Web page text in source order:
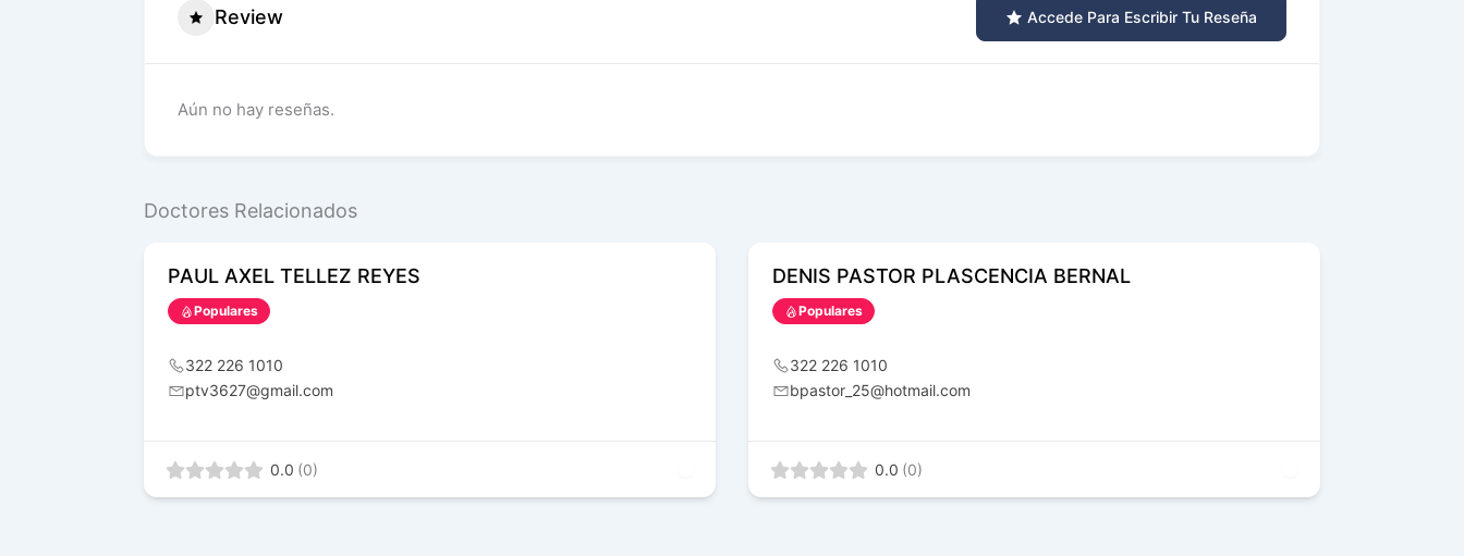
Review Accede Para Escribir Tu Reseña
Aún no hay reseñas.
Doctores Relacionados
PAUL AXEL TELLEZ REYES
Populares
322 226 1010
ptv3627@gmail.com
0.0 (0)
DENIS PASTOR PLASCENCIA BERNAL
Populares
322 226 1010
bpastor_25@hotmail.com
0.0 (0)